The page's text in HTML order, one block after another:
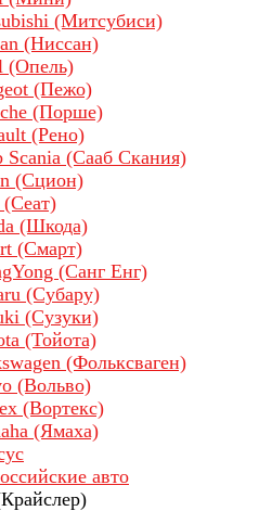
(Митсубиси)
(Ниссан)
(Опель)
(Пежо)
(Порше)
(Рено)
Scania (Сааб Скания)
(Сцион)
(Шкода)
(Смарт)
(Санг Енг)
(Субару)
(Сузуки)
(Тойота)
(Фольксваген)
(Вольво)
(Вортекс)
(Ямаха)
авто